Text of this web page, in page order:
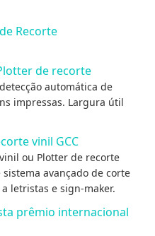
Recorte
de recorte
automática de
impressas. Largura útil
vinil GCC
ou Plotter de recorte
avançado de corte
letristas e sign-maker.
prêmio internacional